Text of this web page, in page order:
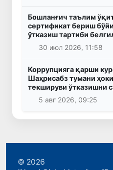
Бошланғич таълим
сертификат бериш
ўтказиш тартиби
30 июл 2026, 11:58
Коррупцияга қарши
Шаҳрисабз тумани
текшируви ўтказишни
5 авг 2026, 09:25
© 2026